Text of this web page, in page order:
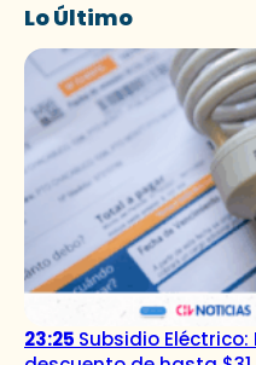
Lo Último
23:25 Subsidio